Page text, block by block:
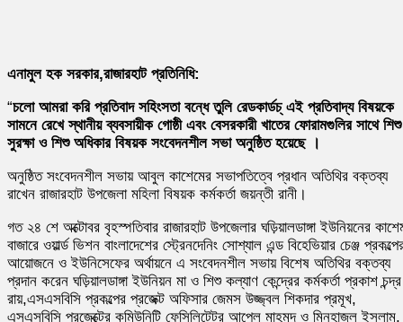
এনামুল হক সরকার,রাজারহাট প্রতিনিধি:
“চলো আমরা করি প্রতিবাদ সহিংসতা বন্ধে তুলি রেডকার্ডচ্ এই প্রতিবাদ্য বিষয়কে
সামনে রেখে স্থানীয় ব্যবসায়ীক গোষ্ঠী এবং বেসরকারী খাতের ফোরামগুলির সাথে শিশু
সুরক্ষা ও শিশু অধিকার বিষয়ক সংবেদনশীল সভা অনুষ্ঠিত হয়েছে ।
অনুষ্ঠিত সংবেদনশীল সভায় আবুল কাশেমের সভাপতিত্বে প্রধান অতিথির বক্তব্য
রাখেন রাজারহাট উপজেলা মহিলা বিষয়ক কর্মকর্তা জয়ন্তী রানী।
গত ২৪ শে অক্টোবর বৃহস্পতিবার রাজারহাট উপজেলার ঘড়িয়ালডাঙ্গা ইউনিয়নের
বাজারে ওয়ার্ল্ড ভিশন বাংলাদেশের স্ট্রেনদেনিং সোশ্যাল এন্ড বিহেভিয়ার চেঞ্জ
আয়োজনে ও ইউনিসেফের অর্থায়নে এ সংবেদনশীল সভায় বিশেষ অতিথির বক্তব্য
প্রদান করেন ঘড়িয়ালডাঙ্গা ইউনিয়ন মা ও শিশু কল্যাণ কেন্দ্রের কর্মকর্তা প্রকাশ চন্দ্র
রায়,এসএসবিসি প্রকল্পের প্রজেক্ট অফিসার জেমস উজ্জ্বল শিকদার প্রমূখ,
এসএসবিসি প্রজেক্টের কমিউনিটি ফেসিলিটেটর আপেল মাহমুদ ও মিনহাজুল ইসলাম,